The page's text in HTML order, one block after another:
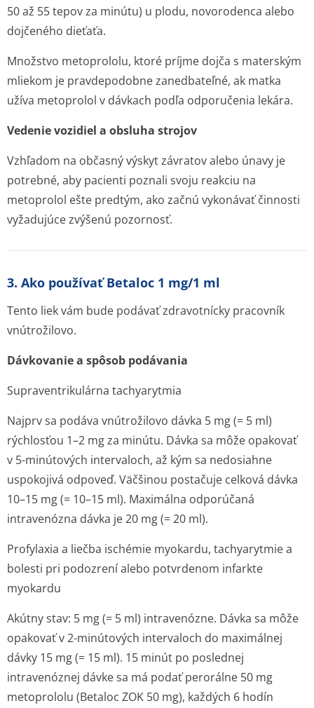
50 až 55 tepov za minútu) u plodu, novorodenca alebo
dojčeného dieťaťa.
Množstvo metoprololu, ktoré príjme dojča s materským
mliekom je pravdepodobne zanedbateľné, ak matka
užíva metoprolol v dávkach podľa odporučenia lekára.
Vedenie vozidiel a obsluha strojov
Vzhľadom na občasný výskyt závratov alebo únavy je
potrebné, aby pacienti poznali svoju reakciu na
metoprolol ešte predtým, ako začnú vykonávať činnosti
vyžadujúce zvýšenú pozornosť.
3. Ako používať Betaloc 1 mg/1 ml
Tento liek vám bude podávať zdravotnícky pracovník
vnútrožilovo.
Dávkovanie a spôsob podávania
Supraventrikulárna tachyarytmia
Najprv sa podáva vnútrožilovo dávka 5 mg (= 5 ml)
rýchlosťou 1–2 mg za minútu. Dávka sa môže opakovať
v 5-minútových intervaloch, až kým sa nedosiahne
uspokojivá odpoveď. Väčšinou postačuje celková dávka
10–15 mg (= 10–15 ml). Maximálna odporúčaná
intravenózna dávka je 20 mg (= 20 ml).
Profylaxia a liečba ischémie myokardu, tachyarytmie a
bolesti pri podozrení alebo potvrdenom infarkte
myokardu
Akútny stav: 5 mg (= 5 ml) intravenózne. Dávka sa môže
opakovať v 2-minútových intervaloch do maximálnej
dávky 15 mg (= 15 ml). 15 minút po poslednej
intravenóznej dávke sa má podať perorálne 50 mg
metoprololu (Betaloc ZOK 50 mg), každých 6 hodín